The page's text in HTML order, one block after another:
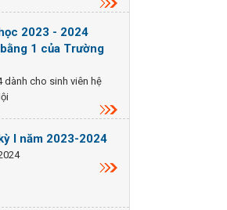
2023 - 2024
1 của Trường
dành cho sinh viên hệ
I năm 2023-2024